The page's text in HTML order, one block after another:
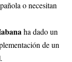
o necesitan
ha dado un
de un
.